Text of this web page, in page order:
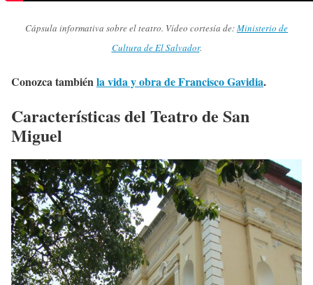
Cápsula informativa sobre el teatro. Vídeo cortesía de:Ministerio de
Cultura de El Salvador.
Conozca tambiénla vida y obra de Francisco Gavidia.
Características del Teatro de San
Miguel